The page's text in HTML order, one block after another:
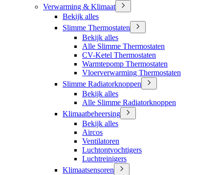
Verwarming & Klimaat
Bekijk alles
Slimme Thermostaten
Bekijk alles
Alle Slimme Thermostaten
CV-Ketel Thermostaten
Warmtepomp Thermostaten
Vloerverwarming Thermostaten
Slimme Radiatorknoppen
Bekijk alles
Alle Slimme Radiatorknoppen
Klimaatbeheersing
Bekijk alles
Aircos
Ventilatoren
Luchtontvochtigers
Luchtreinigers
Klimaatsensoren